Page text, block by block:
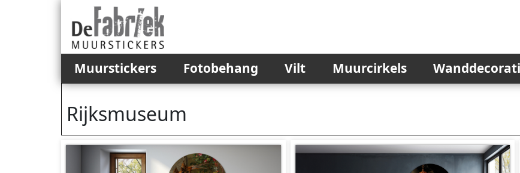
Muurstickers Fotobehang Vilt Muurcirkels
Rijksmuseum